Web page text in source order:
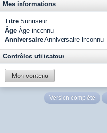
Mes informations
Titre Sunriseur
Âge Âge inconnu
Anniversaire Anniversaire inconnu
Contrôles utilisateur
Mon contenu
Version complète